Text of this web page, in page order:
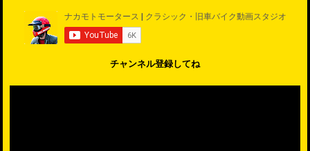
チャンネル登録してね